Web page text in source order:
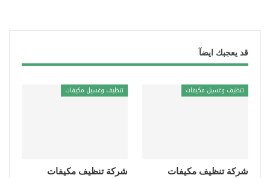
قد يعجبك ايضآ
تنظيف وغسيل مكيفات
شركة تنظيف مكيفات
تنظيف وغسيل مكيفات
شركة تنظيف مكيفات